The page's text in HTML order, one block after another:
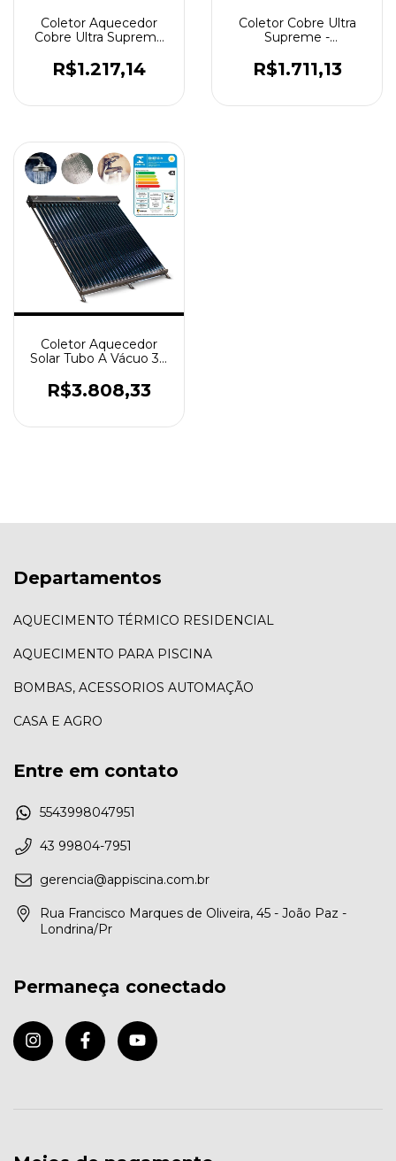
Coletor Aquecedor
Cobre Ultra Supreme
Termomax
R$1.217,14
Coletor Cobre Ultra
Supreme -
1,50x1,00m Termomax
R$1.711,13
Coletor Aquecedor
Solar Tubo A Vácuo 30
R$3.808,33
Departamentos
AQUECIMENTO TÉRMICO RESIDENCIAL
AQUECIMENTO PARA PISCINA
BOMBAS, ACESSORIOS AUTOMAÇÃO
CASA E AGRO
Entre em contato
5543998047951
43 99804-7951
gerencia@appiscina.com.br
Rua Francisco Marques de Oliveira, 45 - João Paz -
Londrina/Pr
Permaneça conectado